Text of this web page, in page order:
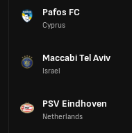
Pafos FC
Cyprus
Maccabi Tel Aviv
Israel
PSV Eindhoven
Netherlands